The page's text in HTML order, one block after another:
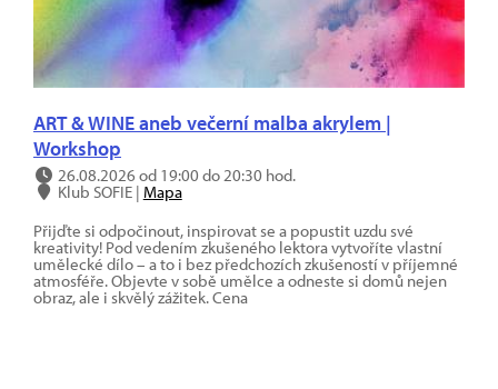
ART & WINE aneb večerní malba akrylem |
Workshop
26.08.2026 od 19:00 do 20:30 hod.
Klub SOFIE | Mapa
Přijďte si odpočinout, inspirovat se a popustit uzdu své
kreativity! Pod vedením zkušeného lektora vytvoříte vlastní
umělecké dílo – a to i bez předchozích zkušeností v příjemné
atmosféře. Objevte v sobě umělce a odneste si domů nejen
obraz, ale i skvělý zážitek. Cena